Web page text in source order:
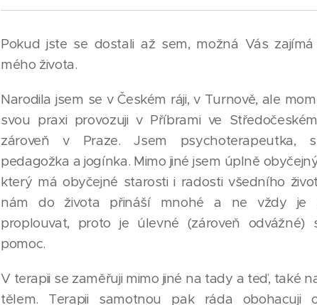
Pokud jste se dostali až sem, možná Vás
mého života.
Narodila jsem se v Českém ráji, v Turnově, ale
svou praxi provozuji v Příbrami ve
zároveň v Praze. Jsem psychoterapeutka,
pedagožka a jogínka. Mimo jiné jsem úplně
který má obyčejné starosti i radosti všedního
nám do života přináší mnohé a ne vždy je
proplouvat, proto je úlevné (zároveň odvážné)
pomoc.
V terapii se zaměřuji mimo jiné na tady a teď, také
tělem. Terapii samotnou pak ráda obohacuji